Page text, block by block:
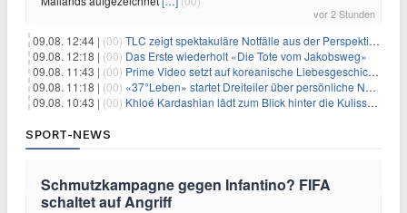
vor 2 Stunden
09.08. 12:44 | (00) TLC zeigt spektakuläre Notfälle aus der Perspektive der Patienten
09.08. 12:18 | (00) Das Erste wiederholt «Die Tote vom Jakobsweg»
09.08. 11:43 | (00) Prime Video setzt auf koreanische Liebesgeschichte
09.08. 11:18 | (00) «37°Leben» startet Dreiteiler über persönliche Neuanfänge
09.08. 10:43 | (00) Khloé Kardashian lädt zum Blick hinter die Kulissen ihres Freundeskreises
SPORT-NEWS
Schmutzkampagne gegen Infantino? FIFA
schaltet auf Angriff